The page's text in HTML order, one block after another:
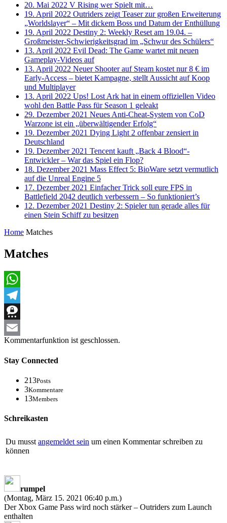
20. Mai 2022 V Rising wer Spielt mit…
19. April 2022 Outriders zeigt Teaser zur großen Erweiterung
„Worldslayer“ – Mit dickem Boss und Datum der Enthüllung
19. April 2022 Destiny 2: Weekly Reset am 19.04. –
Großmeister-Schwierigkeitsgrad im „Schwur des Schülers“
13. April 2022 Evil Dead: The Game wartet mit neuen
Gameplay-Videos auf
13. April 2022 Neuer Shooter auf Steam kostet nur 8 € im
Early-Access – bietet Kampagne, stellt Aussicht auf Koop
und Multiplayer
13. April 2022 Ups! Lost Ark hat in einem offiziellen Video
wohl den Battle Pass für Season 1 geleakt
29. Dezember 2021 Neues Anti-Cheat-System von CoD
Warzone ist ein „überwältigender Erfolg“
19. Dezember 2021 Dying Light 2 offenbar zensiert in
Deutschland
19. Dezember 2021 Tencent kauft „Back 4 Blood“-
Entwickler – War das Spiel ein Flop?
18. Dezember 2021 Mass Effect 5: BioWare setzt vermutlich
auf die Unreal Engine 5
17. Dezember 2021 Einfacher Trick soll eure FPS in
Battlefield 2042 deutlich verbessern – So funktioniert’s
12. Dezember 2021 Destiny 2: Spieler tun gerade alles für
einen Stein Schiff zu besitzen
Home Matches
Matches
WhatsApp
Telegram
Threema
Email
Kommentarfunktion ist geschlossen.
Stay Connected
213Posts
3Kommentare
13Members
Schreikasten
Du musst angemeldet sein um einen Kommentar schreiben zu
können
rumpel
(Montag, März 15. 2021 06:40 p.m.)
Der Xbox Game Pass wird noch stärker – Outriders zum Launch
enthalten